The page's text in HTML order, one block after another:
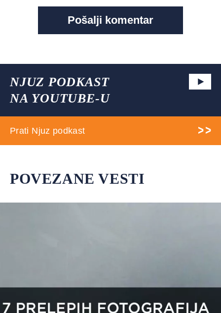
NJUZ PODKAST
NA YOUTUBE-U
Prati Njuz podkast
POVEZANE VESTI